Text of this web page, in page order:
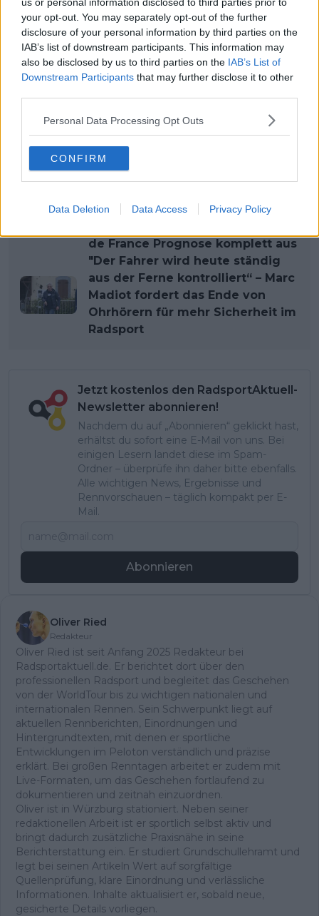
your opt-out. You may separately opt-out of the further
disclosure of your personal information by third parties on the
IAB’s list of downstream participants. This information may
also be disclosed by us to third parties on the IAB’s List of
Downstream Participants that may further disclose it to other
Personal Data Processing Opt Outs
CONFIRM
Data Deletion Data Access Privacy Policy
Schließlich drehte sich das Gespräch wieder um die
Sicherheit: "Wir müssen die Fahrer abbremsen",
sagte Martin irgendwann, "aber so einfach ist das
nicht", und Bruyneel, der den Kopf über die UCI-
"Was immer wir sagen, ist egal. Es interessiert sie
Weiterlesen
Level“ – Astana-Star schließt
de France Prognose komplett aus
"Der Fahrer wird heute ständig
aus der Ferne kontrolliert“ – Marc
Madiot fordert das Ende von
Ohrhörern für mehr Sicherheit im
Radsport
Jetzt kostenlos den RadsportAktuell-
Newsletter abonnieren!
Nachdem du auf „Abonnieren“ geklickt hast,
erhältst du sofort eine E-Mail von uns. Bei
einigen Lesern landet diese im Spam-
Ordner – überprüfe ihn daher bitte ebenfalls.
Alle wichtigen News, Ergebnisse und
Rennvorschauen – täglich kompakt per E-
Mail.
Abonnieren
Oliver Ried
Redakteur
Oliver Ried ist seit Anfang 2025 Redakteur bei
Radsportaktuell.de. Er berichtet dort über den
professionellen Radsport und begleitet das Geschehen
von der WorldTour bis zu wichtigen nationalen und
internationalen Rennen. Sein Schwerpunkt liegt auf
aktuellen Rennberichten, Einordnungen und
Hintergrundtexten, mit denen er sportliche
Entwicklungen im Peloton verständlich und präzise
erklärt. Bei großen Renntagen arbeitet er zudem mit
Live-Formaten, um das Geschehen fortlaufend zu
dokumentieren und zeitnah einzuordnen.
Oliver ist in Würzburg stationiert. Neben seiner
redaktionellen Arbeit ist er sportlich selbst aktiv und
bringt dadurch zusätzliche Praxisnähe in seine
Berichterstattung ein. Er studiert Grundschullehramt und
legt bei seinen Artikeln Wert auf sorgfältige
Quellenprüfung, klare Einordnung und verlässliche
Informationen. Inhalte aktualisiert er, sobald neue,
gesicherte Details vorliegen.